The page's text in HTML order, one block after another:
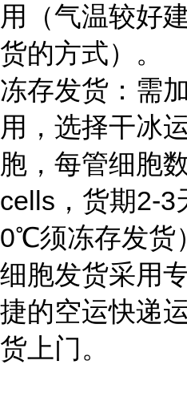
用（气温较好
货的方式）。
冻存发货：需
用，选择干冰
胞，每管细胞
cells，货期2-3
0℃须冻存发货
细胞发货采用
捷的空运快递
货上门。